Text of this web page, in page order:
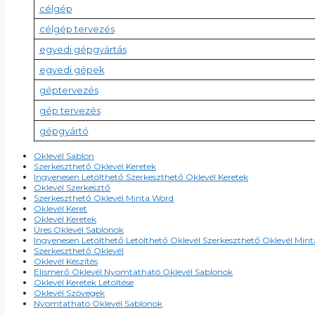
célgép
célgép tervezés
egyedi gépgyártás
egyedi gépek
géptervezés
gép tervezés
gépgyártó
Oklevél Sablon
Szerkeszthető Oklevél Keretek
Ingyenesen Letölthető Szerkeszthető Oklevél Keretek
Oklevél Szerkesztő
Szerkeszthető Oklevél Minta Word
Oklevél Keret
Oklevél Keretek
Üres Oklevél Sablonok
Ingyenesen Letölthető Letölthető Oklevél Szerkeszthető Oklevél
Szerkeszthető Oklevél
Oklevél Készítés
Elismerő Oklevél Nyomtatható Oklevél Sablonok
Oklevél Keretek Letöltése
Oklevél Szövegek
Nyomtatható Oklevél Sablonok